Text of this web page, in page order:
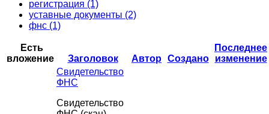
регистрация (1)
уставные документы (2)
фнс (1)
Есть
вложение
Заголовок Автор Создано
Последнее
изменение
Свидетельство
ФНС
Свидетельство